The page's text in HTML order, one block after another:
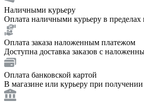
Наличными курьеру
Оплата наличными курьеру в
Оплата заказа наложенным платежом
Доступна доставка заказов с
Оплата банковской картой
В магазине или курьеру при получении